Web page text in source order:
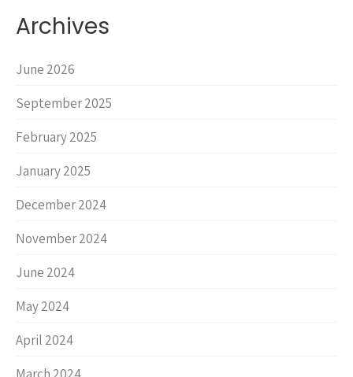
Archives
June 2026
September 2025
February 2025
January 2025
December 2024
November 2024
June 2024
May 2024
April 2024